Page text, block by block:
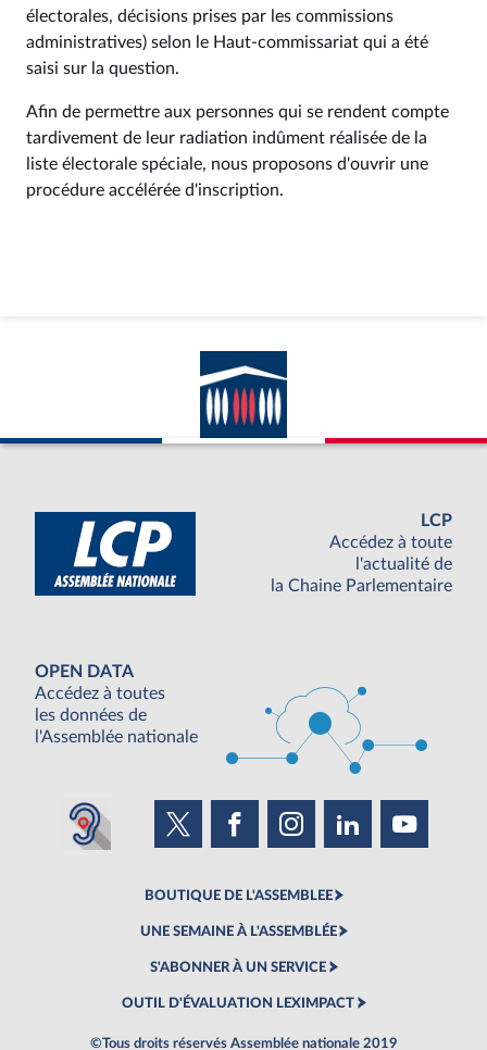
électorales, décisions prises par les commissions
administratives) selon le Haut-commissariat qui a été
saisi sur la question.
Afin de permettre aux personnes qui se rendent compte
tardivement de leur radiation indûment réalisée de la
liste électorale spéciale, nous proposons d'ouvrir une
procédure accélérée d'inscription.
LCP
Accédez à toute
l'actualité de
la Chaine Parlementaire
OPEN DATA
Accédez à toutes
les données de
l'Assemblée nationale
BOUTIQUE DE L'ASSEMBLEE
UNE SEMAINE À L'ASSEMBLÉE
S'ABONNER À UN SERVICE
OUTIL D'ÉVALUATION LEXIMPACT
©Tous droits réservés Assemblée nationale 2019